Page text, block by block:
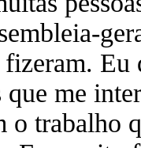
Eu
que me
o trabalho